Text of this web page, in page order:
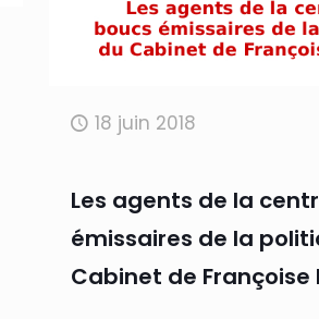
18 juin 2018
Les agents de la
émissaires de la
Cabinet de Françoise